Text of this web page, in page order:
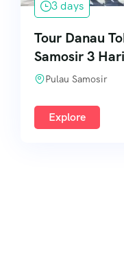
3 days
Tour Danau
Samosir 3
Pulau Samosir
Explore